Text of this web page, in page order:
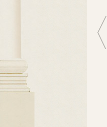
театральный сезон!